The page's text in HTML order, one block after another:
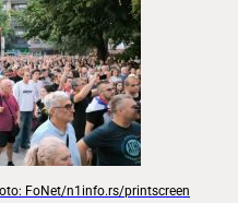
FoNet/n1info.rs/printscreen